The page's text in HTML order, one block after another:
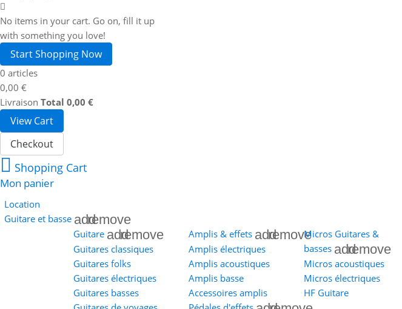
No items in your cart. Go on, fill it up
with something you love!
Start Shopping Now
0 articles
0,00 €
Livraison Total 0,00 €
View Cart
Checkout
Shopping Cart
Mon panier
Location
Guitare et basse addremove
Guitare addremove
Guitares classiques
Guitares folks
Guitares électriques
Guitares basses
Amplis & effets addremove
Amplis électriques
Amplis acoustiques
Amplis basse
Accessoires amplis
Micros Guitares &
basses addremove
Micros acoustiques
Micros électriques
HF Guitare